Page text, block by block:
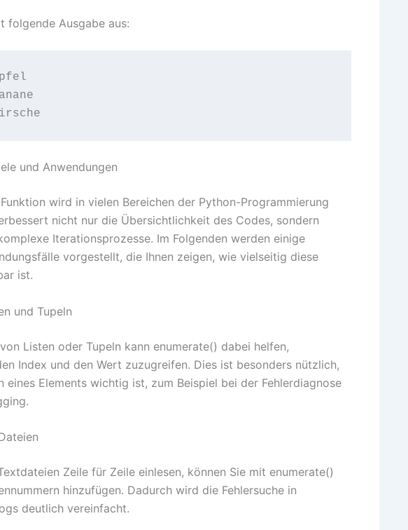
folgende Ausgabe aus:
und Anwendungen
wird in vielen Bereichen der Python-Programmierung
nicht nur die Übersichtlichkeit des Codes, sondern
Iterationsprozesse. Im Folgenden werden einige
vorgestellt, die Ihnen zeigen, wie vielseitig diese
ist.
und Tupeln
Listen oder Tupeln kann enumerate() dabei helfen,
Index und den Wert zuzugreifen. Dies ist besonders nützlich,
eines Elements wichtig ist, zum Beispiel bei der Fehlerdiagnose
Zeile für Zeile einlesen, können Sie mit enumerate()
hinzufügen. Dadurch wird die Fehlersuche in
deutlich vereinfacht.